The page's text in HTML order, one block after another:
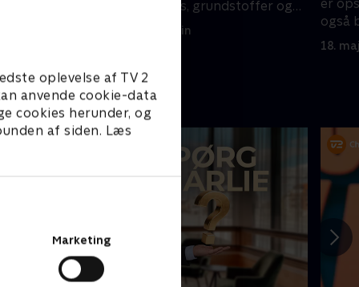
oplevelse af TV 2
anvende cookie-data
cookies herunder, og
af siden. Læs
Marketing
værdifulde brands, grundstoffer og
11. maj 2025 • 51 min
er
også
par
18.